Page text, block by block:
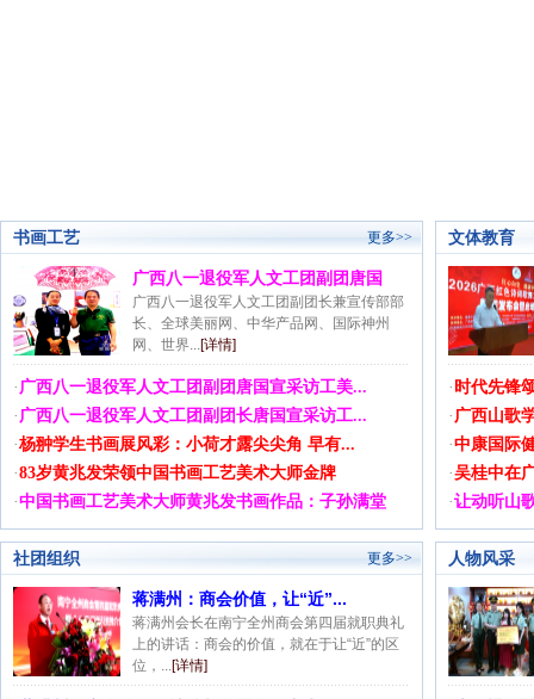
书画工艺 更多>>
广西八一退役军人文工团副团唐国
广西八一退役军人文工团副团长兼宣传部部
长、全球美丽网、中华产品网、国际神州
网、世界...[详情]
· 广西八一退役军人文工团副团唐国宣采访工美...
· 广西八一退役军人文工团副团长唐国宣采访工...
·杨翀学生书画展风彩：小荷才露尖尖角 早有...
·83岁黄兆发荣领中国书画工艺美术大师金牌
·中国书画工艺美术大师黄兆发书画作品：子孙满堂
文体教育
· 时代先锋
· 广西山歌
·中康国际
·吴桂中在
·让动听山
社团组织 更多>>
蒋满州：商会价值，让“近”...
蒋满州会长在南宁全州商会第四届就职典礼
上的讲话：商会的价值，就在于让“近”的区
位，...[详情]
人物风采